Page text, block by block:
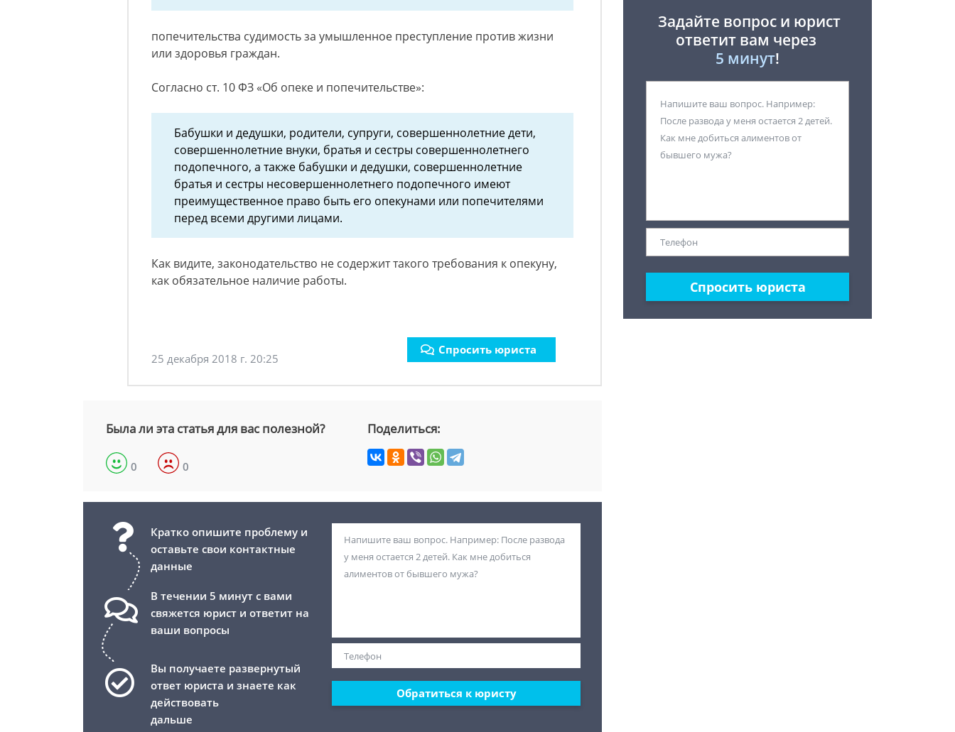
попечительства судимость за умышленное преступление против жизни
или здоровья граждан.
Согласно ст. 10 ФЗ «Об опеке и попечительстве»:
Бабушки и дедушки, родители, супруги, совершеннолетние дети,
совершеннолетние внуки, братья и сестры совершеннолетнего
подопечного, а также бабушки и дедушки, совершеннолетние
братья и сестры несовершеннолетнего подопечного имеют
преимущественное право быть его опекунами или попечителями
перед всеми другими лицами.
Как видите, законодательство не содержит такого требования к опекуну,
как обязательное наличие работы.
25 декабря 2018 г. 20:25
Спросить юриста
Была ли эта статья для вас полезной?
0 0
Поделиться:
Кратко опишите проблему и
оставьте свои контактные
данные
В течении 5 минут с вами
свяжется юрист и ответит на
ваши вопросы
Вы получаете развернутый
ответ юриста и знаете как
действовать
дальше
Обратиться к юристу
Задайте вопрос и юрист
ответит вам через
5 минут!
Спросить юриста